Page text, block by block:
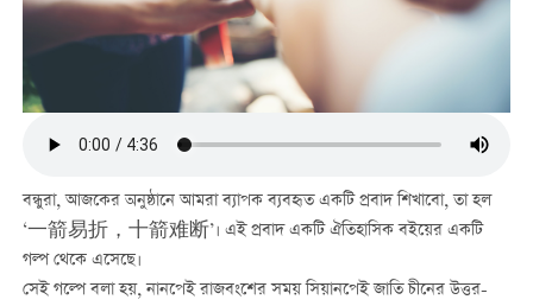
বন্ধুরা, আজকের অনুষ্ঠানে আমরা ব্যাপক ব্যবহৃত একটি প্রবাদ শিখাবো, তা হল
‘一箭易折，十箭难断’। এই প্রবাদ একটি ঐতিহাসিক বইয়ের একটি
গল্প থেকে এসেছে।
সেই গল্পে বলা হয়, নানপেই রাজবংশের সময় সিয়ানপেই জাতি চীনের উত্তর-